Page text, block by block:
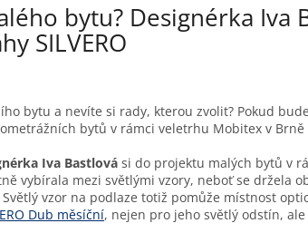
bytu? Designérka Iva
SILVERO
bytu a nevíte si rady, kterou zvolit? Pokud
bytů v rámci veletrhu Mobitex v
Iva Bastlová si do projektu malých bytů v
vybírala mezi světlými vzory, neboť se držela
vzor na podlaze totiž pomůže místnost
Dub měsíční, nejen pro jeho světlý odstín,